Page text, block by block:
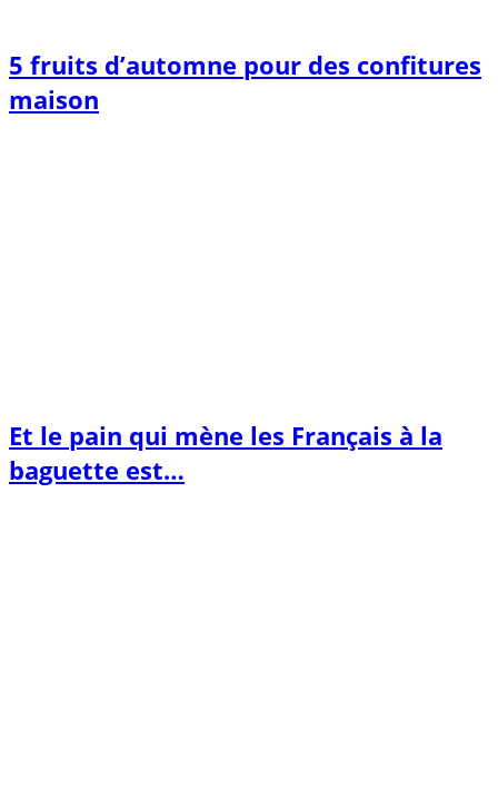
5 fruits d’automne pour des confitures
maison
Et le pain qui mène les Français à la
baguette est…